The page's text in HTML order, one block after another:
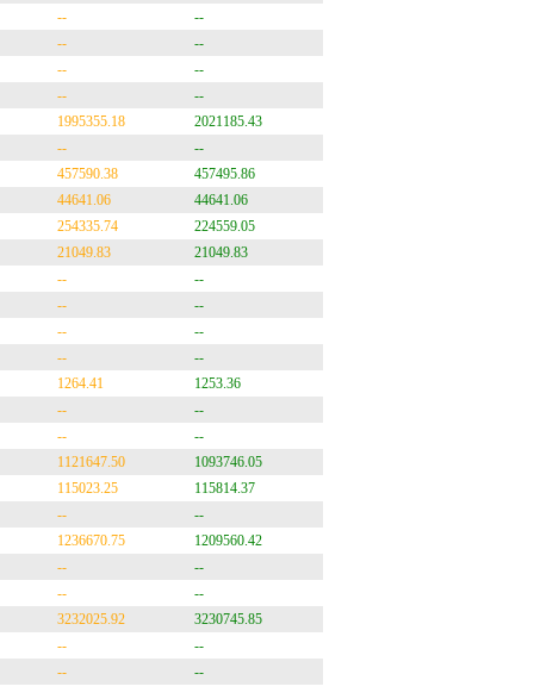
--
--
--
--
--
--
--
--
1995355.18
2021185.43
--
--
457590.38
457495.86
44641.06
44641.06
254335.74
224559.05
21049.83
21049.83
--
--
--
--
--
--
--
--
1264.41
1253.36
--
--
--
--
1121647.50
1093746.05
115023.25
115814.37
--
--
1236670.75
1209560.42
--
--
--
--
3232025.92
3230745.85
--
--
--
--